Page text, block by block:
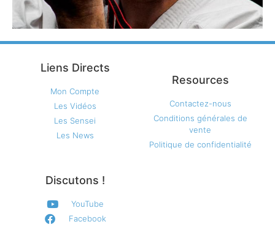
Liens Directs
Mon Compte
Les Vidéos
Les Sensei
Les News
Resources
Contactez-nous
Conditions générales de
vente
Politique de confidentialité
Discutons !
YouTube
Facebook